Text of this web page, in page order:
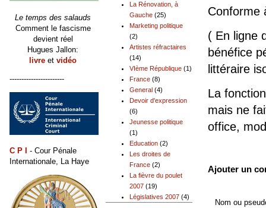
Conforme
( En ligne
bénéfice
littéraire
La
mais ne
office,
Ajouter un
Nom ou
La Rénovation, à
Gauche (25)
Marketing politique
(2)
Artistes réfractaires
(14)
VIème République (1)
France (8)
General (4)
Devoir d'expression
(6)
Jeunesse politique
(1)
Education (2)
Les droites de
France (2)
La fièvre du poulet
2007 (19)
Législatives 2007 (4)
Le temps des salauds
Comment le fascisme
devient réel
Hugues Jallon:
livre et vidéo
-----------------------
C P I
- Cour Pénale
Internationale, La Haye